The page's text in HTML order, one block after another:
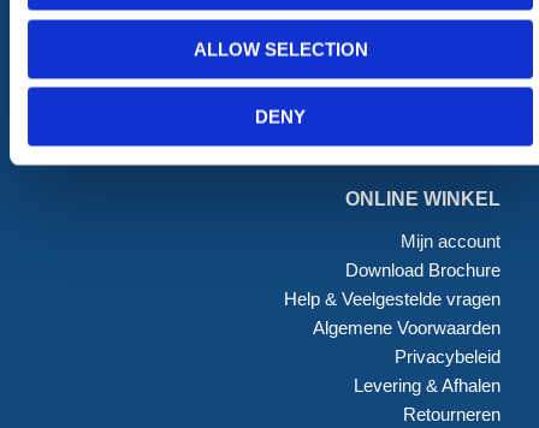
ALLOW SELECTION
DENY
Toegangsvoorzieningen
Grondwerken Beschoeiing
PBM Welzijn
Straatmeubilair
Landbouw
ONLINE WINKEL
Mijn account
Download Brochure
Help & Veelgestelde vragen
Algemene Voorwaarden
Privacybeleid
Levering & Afhalen
Retourneren